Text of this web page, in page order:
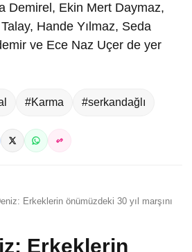
Demirel, Ekin Mert Daymaz,
Hande Yılmaz, Seda
ve Ece Naz Uçer de yer
#Karma #serkandağlı
Erkeklerin önümüzdeki 30 yıl marşını
Erkeklerin